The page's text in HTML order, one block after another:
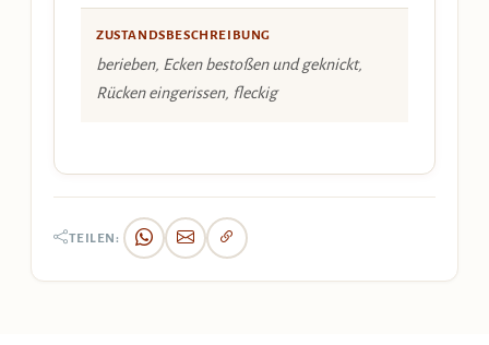
ZUSTANDSBESCHREIBUNG
berieben, Ecken bestoßen und geknickt,
Rücken eingerissen, fleckig
TEILEN: